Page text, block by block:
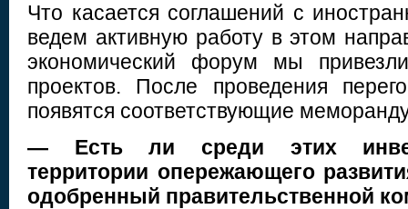
Что касается соглашений с
ведем активную работу в этом
экономический форум мы
проектов. После проведения
появятся соответствующие
— Есть ли среди этих
территории опережающего
одобренный правительственной